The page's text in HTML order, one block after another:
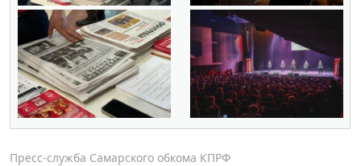
Пресс-служба Самарского обкома КПРФ